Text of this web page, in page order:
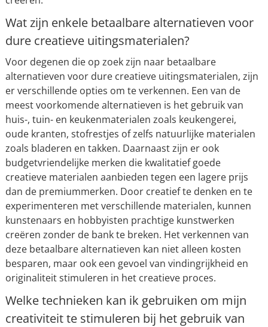
Wat zijn enkele betaalbare alternatieven voor
dure creatieve uitingsmaterialen?
Voor degenen die op zoek zijn naar betaalbare
alternatieven voor dure creatieve uitingsmaterialen, zijn
er verschillende opties om te verkennen. Een van de
meest voorkomende alternatieven is het gebruik van
huis-, tuin- en keukenmaterialen zoals keukengerei,
oude kranten, stofrestjes of zelfs natuurlijke materialen
zoals bladeren en takken. Daarnaast zijn er ook
budgetvriendelijke merken die kwalitatief goede
creatieve materialen aanbieden tegen een lagere prijs
dan de premiummerken. Door creatief te denken en te
experimenteren met verschillende materialen, kunnen
kunstenaars en hobbyisten prachtige kunstwerken
creëren zonder de bank te breken. Het verkennen van
deze betaalbare alternatieven kan niet alleen kosten
besparen, maar ook een gevoel van vindingrijkheid en
originaliteit stimuleren in het creatieve proces.
Welke technieken kan ik gebruiken om mijn
creativiteit te stimuleren bij het gebruik van